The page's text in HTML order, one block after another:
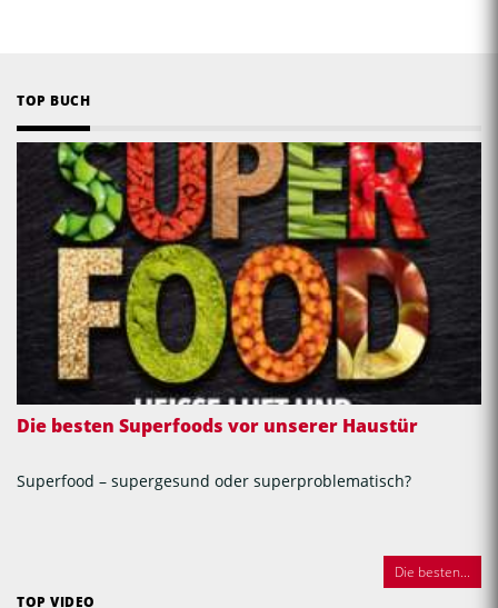
TOP BUCH
Die besten Superfoods vor unserer Haustür
Superfood – supergesund oder superproblematisch?
Die besten...
TOP VIDEO